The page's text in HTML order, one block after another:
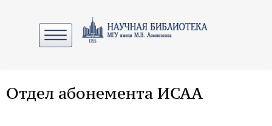
Отдел абонемента ИСАА